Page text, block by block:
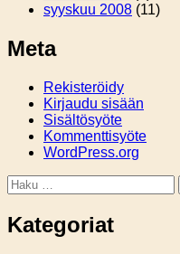
syyskuu 2008 (11)
Meta
Rekisteröidy
Kirjaudu sisään
Sisältösyöte
Kommenttisyöte
WordPress.org
Haku:
Kategoriat